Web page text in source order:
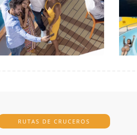
RUTAS DE CRUCEROS